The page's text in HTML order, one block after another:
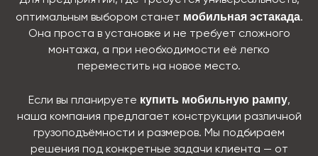
оптимальным выбором станет мобильная эстакада.
Она проста в установке и не требует сложного
монтажа, а при необходимости её легко
переместить на новое место.
Если вы планируете купить мобильную рампу,
наша компания предлагает конструкции различной
грузоподъёмности и размеров. Мы подбираем
решения под конкретные задачи клиента — от